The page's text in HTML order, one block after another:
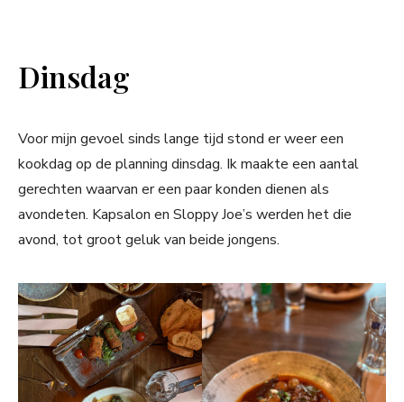
Dinsdag
Voor mijn gevoel sinds lange tijd stond er weer een
kookdag op de planning dinsdag. Ik maakte een aantal
gerechten waarvan er een paar konden dienen als
avondeten. Kapsalon en Sloppy Joe’s werden het die
avond, tot groot geluk van beide jongens.